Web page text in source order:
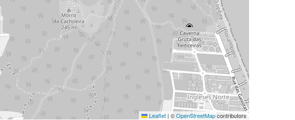
Leaflet | ©OpenStreetMapcontributors